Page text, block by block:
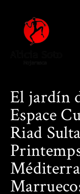
El jardín
Espace
Riad